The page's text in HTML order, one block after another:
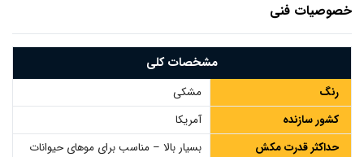
خصوصیات فنی
مشخصات کلی
رنگ
مشکی
کشور سازنده
آمریکا
حداکثر قدرت مکش
بسیار بالا – مناسب برای موهای حیوانات